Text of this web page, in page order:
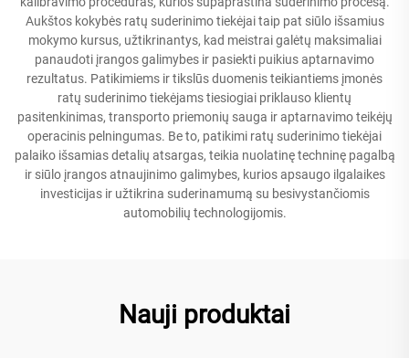
Aukštos kokybės ratų suderinimo tiekėjai taip pat siūlo išsamius
mokymo kursus, užtikrinantys, kad meistrai galėtų maksimaliai
panaudoti įrangos galimybes ir pasiekti puikius aptarnavimo
rezultatus. Patikimiems ir tikslūs duomenis teikiantiems įmonės
ratų suderinimo tiekėjams tiesiogiai priklauso klientų
pasitenkinimas, transporto priemonių sauga ir aptarnavimo teikėjų
operacinis pelningumas. Be to, patikimi ratų suderinimo tiekėjai
palaiko išsamias detalių atsargas, teikia nuolatinę techninę pagalbą
ir siūlo įrangos atnaujinimo galimybes, kurios apsaugo ilgalaikes
investicijas ir užtikrina suderinamumą su besivystančiomis
automobilių technologijomis.
Nauji produktai